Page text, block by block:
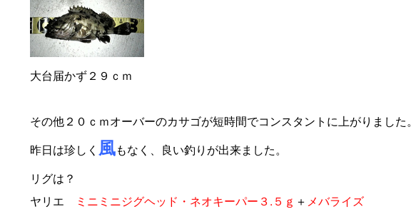
大台届かず２９ｃｍ
その他２０ｃｍオーバーのカサゴが短時間でコンスタントに上がりました。
昨日は珍しく 風もなく、良い釣りが出来ました。
リグは？
ヤリエ
ミニミニジグヘッド・ネオキーパー３.５ｇ ＋ メバライズ